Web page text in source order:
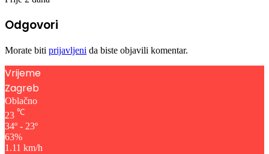
Odgovori
Morate biti prijavljeni da biste objavili komentar.
Vrijeme
Zagreb
Oblačno
23 ℃
34º - 23º
63%
1.11 km/h